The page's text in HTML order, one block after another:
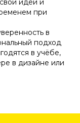
идеи и
при
в
подход
в учёбе,
в дизайне или